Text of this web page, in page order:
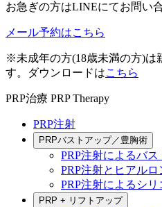
お急ぎの方はLINEにてお問い
メール予約はこちら
※未成年の方(18歳未満の方)は
す。ダウンロードはこちら
PRP治療 PRP Therapy
PRP注射
PRPバストアップ／豊胸術
PRP注射によるバ
PRP注射とヒアル
PRP注射によるシ
PRP + リフトアップ